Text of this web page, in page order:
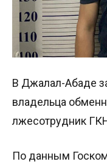
В Джалал-Абаде
владельца
лжесотрудник
По данным